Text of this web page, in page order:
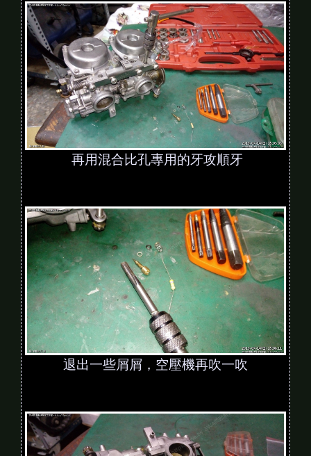
再用混合比孔專用的牙攻順牙
退出一些屑屑，空壓機再吹一吹